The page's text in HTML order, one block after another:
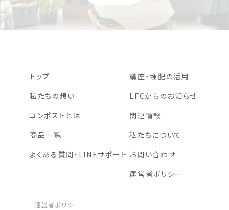
トップ
私たちの想い
コンポストとは
商品一覧
よくある質問・LINEサポート
講座・堆肥の活用
LFCからのお知らせ
関連情報
私たちについて
お問い合わせ
運営者ポリシー
運営者ポリシー